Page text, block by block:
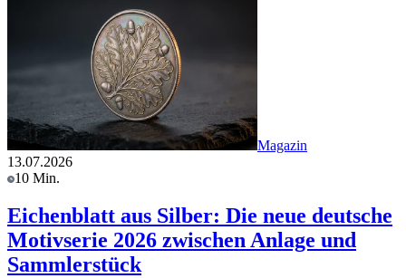
Magazin
13.07.2026
10 Min.
Eichenblatt aus Silber: Die neue deutsche
Motivserie 2026 zwischen Anlage und
Sammlerstück